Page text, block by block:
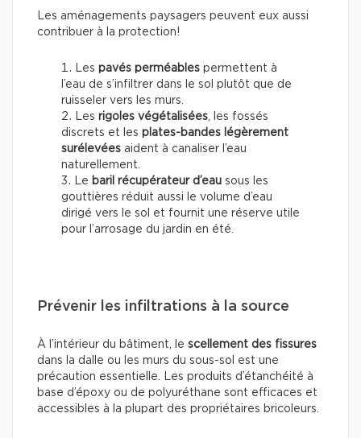
Les aménagements paysagers peuvent eux aussi
contribuer à la protection!
Les pavés perméables permettent à
l’eau de s’infiltrer dans le sol plutôt que de
ruisseler vers les murs.
Les rigoles végétalisées , les fossés
discrets et les plates-bandes légèrement
surélevées aident à canaliser l’eau
naturellement.
Le baril récupérateur d’eau sous les
gouttières réduit aussi le volume d’eau
dirigé vers le sol et fournit une réserve utile
pour l’arrosage du jardin en été.
Prévenir les infiltrations à la source
À l’intérieur du bâtiment, le scellement des fissures
dans la dalle ou les murs du sous-sol est une
précaution essentielle. Les produits d’étanchéité à
base d’époxy ou de polyuréthane sont efficaces et
accessibles à la plupart des propriétaires bricoleurs.